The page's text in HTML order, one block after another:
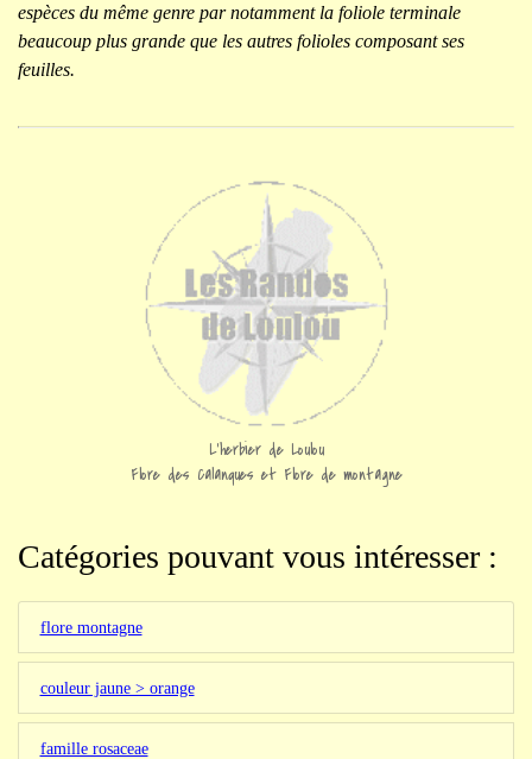
espèces du même genre par notamment la foliole terminale
beaucoup plus grande que les autres folioles composant ses
feuilles.
L'herbier de Loulou
Flore des Calanques et Flore de montagne
Catégories pouvant vous intéresser :
flore montagne
couleur jaune > orange
famille rosaceae